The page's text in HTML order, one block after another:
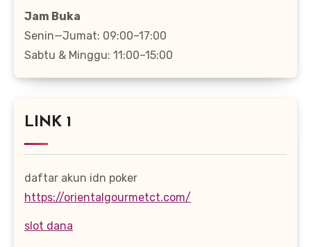
Jam Buka
Senin—Jumat: 09:00–17:00
Sabtu & Minggu: 11:00–15:00
LINK 1
daftar akun idn poker
https://orientalgourmetct.com/
slot dana